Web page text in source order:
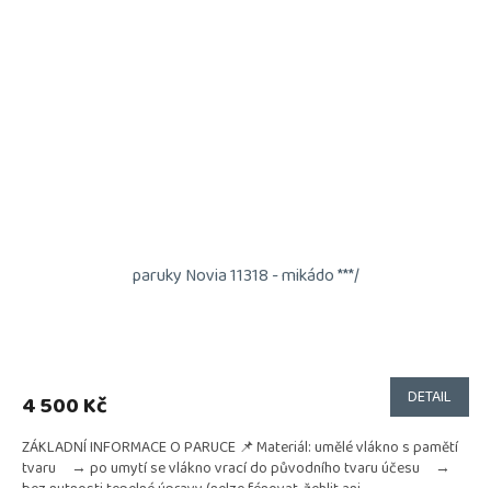
paruky Novia 11318 - mikádo ***/
4 500 Kč DETAIL
ZÁKLADNÍ INFORMACE O PARUCE 📌 Materiál: umělé vlákno s pamětí
tvaru → po umytí se vlákno vrací do původního tvaru účesu →